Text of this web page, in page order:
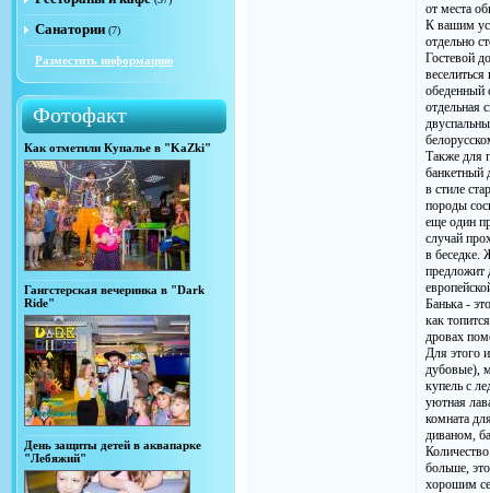
Санатории (7)
Разместить информацию
Фотофакт
Как отметили Купалье в "KaZki"
Гангстерская вечеринка в "Dark
Ride"
День защиты детей в аквапарке
"Лебяжий"
от места
К вашим
отдельно
Гостевой
обеденный
отдельная
Также для
банкетный
в стиле
породы
еще один
случай
в беседке.
предложит
Банька -
как
дровах
Для этого
дубовые),
купель с
уютная
комната
диваном,
больше,
хорошим